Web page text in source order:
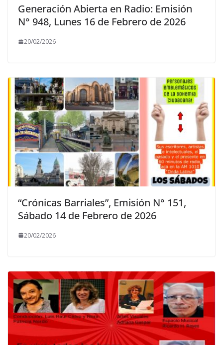
Generación Abierta en Radio: Emisión
N° 948, Lunes 16 de Febrero de 2026
20/02/2026
“Crónicas Barriales”, Emisión N° 151,
Sábado 14 de Febrero de 2026
20/02/2026